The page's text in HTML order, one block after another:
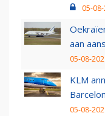
05-
aan
05-08-
KLM
05-08-